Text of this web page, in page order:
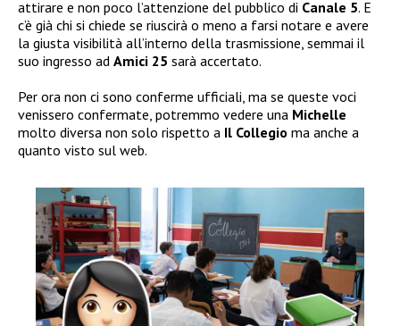
attirare e non poco l’attenzione del pubblico di Canale 5. E
c’è già chi si chiede se riuscirà o meno a farsi notare e avere
la giusta visibilità all’interno della trasmissione, semmai il
suo ingresso ad Amici 25 sarà accertato.
Per ora non ci sono conferme ufficiali, ma se queste voci
venissero confermate, potremmo vedere una Michelle
molto diversa non solo rispetto a Il Collegio ma anche a
quanto visto sul web.